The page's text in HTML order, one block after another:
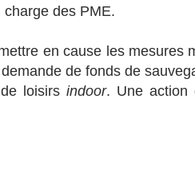
des PME.
en cause les mesures
de fonds de
de loisirsindoor. Une action